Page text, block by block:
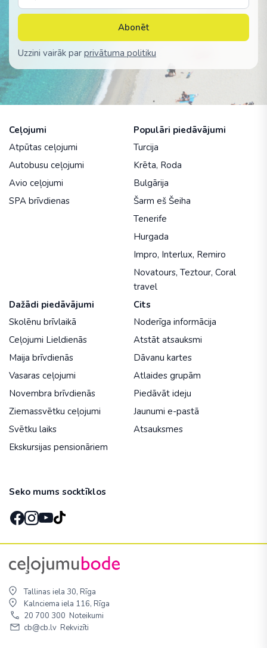
Abonēt
Uzzini vairāk par privātuma politiku
Ceļojumi
Atpūtas ceļojumi
Autobusu ceļojumi
Avio ceļojumi
SPA brīvdienas
Populāri piedāvājumi
Turcija
Krēta, Roda
Bulgārija
Šarm eš Šeiha
Tenerife
Hurgada
Impro, Interlux, Remiro
Novatours, Teztour, Coral
travel
Dažādi piedāvājumi
Skolēnu brīvlaikā
Ceļojumi Lieldienās
Maija brīvdienās
Vasaras ceļojumi
Novembra brīvdienās
Ziemassvētku ceļojumi
Svētku laiks
Ekskursijas pensionāriem
Cits
Noderīga informācija
Atstāt atsauksmi
Dāvanu kartes
Atlaides grupām
Piedāvāt ideju
Jaunumi e-pastā
Atsauksmes
Seko mums socktīklos
Tallinas iela 30, Rīga
Kalnciema iela 116, Rīga
20 700 300 Noteikumi
cb@cb.lv Rekvizīti